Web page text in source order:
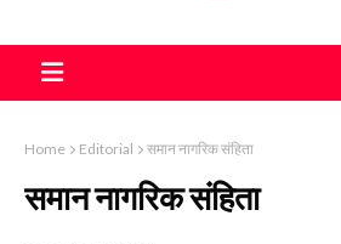
Home Editorial समान नागरिक संहिता
समान नागरिक संहिता